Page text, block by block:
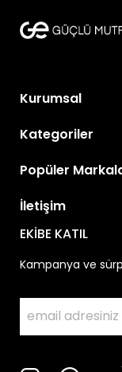
Kurumsal
Kategoriler
Popüler
İletişim
EKİBE KATIL
Kampanya ve